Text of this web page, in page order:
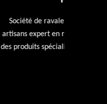
Sarthe nos
utiliseront
offert